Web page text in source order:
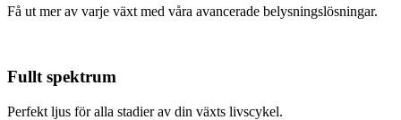
Få ut mer av varje växt med våra avancerade belysningslösningar.
Fullt spektrum
Perfekt ljus för alla stadier av din växts livscykel.